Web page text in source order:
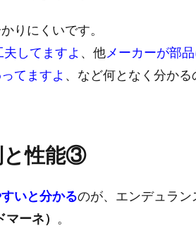
りにくいです。
してますよ 、他メーカーが部
てますよ 、など何となく分かる
と性能③
いと分かるのが、エンデュラン
ーネ） 。